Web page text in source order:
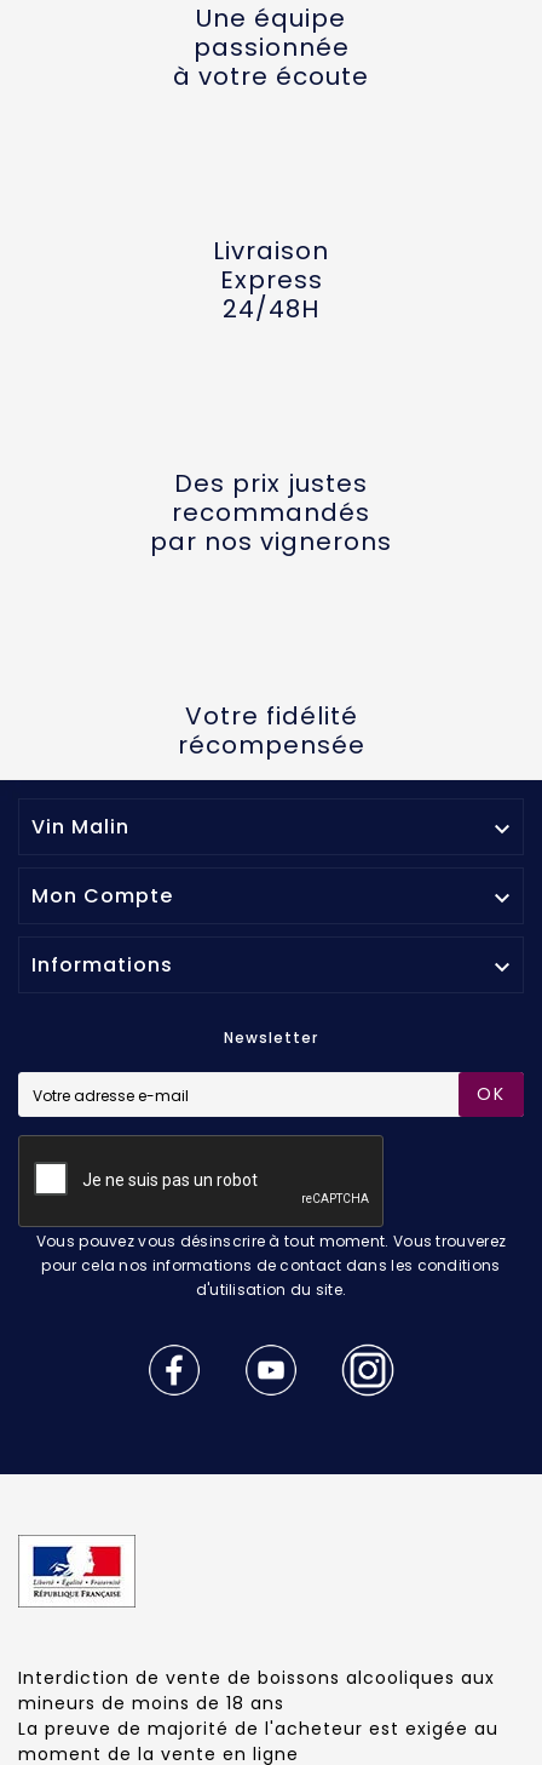
Une équipe
passionnée
à votre écoute
Livraison
Express
24/48H
Des prix justes
recommandés
par nos vignerons
Votre fidélité
récompensée
Vin Malin 
Mon Compte 
Informations 
Newsletter
OK
Vous pouvez vous désinscrire à tout moment. Vous trouverez
pour cela nos informations de contact dans les conditions
d'utilisation du site.
Interdiction de vente de boissons alcooliques aux
mineurs de moins de 18 ans
La preuve de majorité de l'acheteur est exigée au
moment de la vente en ligne